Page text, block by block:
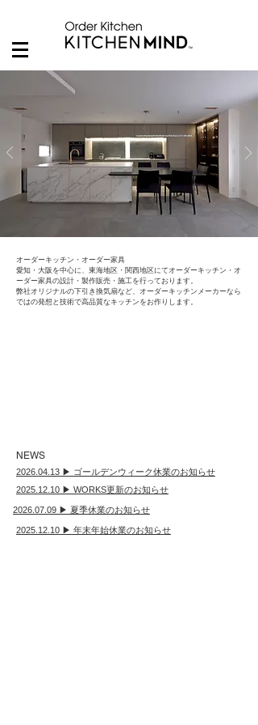
オーダーキッチン・オーダー家具
愛知・大阪を中心に、東海地区・関西地区にてオーダーキッチン・オ
ーダー家具の設計・製作販売・施工を行っております。
弊社オリジナルの下引き換気扇など、オーダーキッチンメーカーなら
ではの発想と技術で高品質なキッチンをお作りします。
NEWS
2025.12.10 ▶ WORKS更新のお知らせ
2026.04.13 ▶ ゴールデンウィーク休業のお知らせ
2026.07.09 ▶ 夏季休業のお知らせ
2025.12.10 ▶ 年末年始休業のお知らせ